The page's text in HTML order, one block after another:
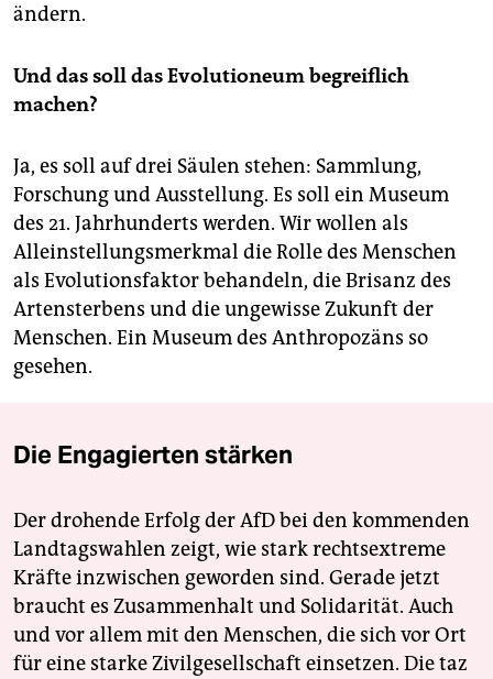
ändern.
Und das soll das Evolutioneum begreiflich
machen?
Ja, es soll auf drei Säulen stehen: Sammlung,
Forschung und Ausstellung. Es soll ein Museum
des 21. Jahrhunderts werden. Wir wollen als
Alleinstellungsmerkmal die Rolle des Menschen
als Evolutionsfaktor behandeln, die Brisanz des
Artensterbens und die ungewisse Zukunft der
Menschen. Ein Museum des Anthropozäns so
gesehen.
Die Engagierten stärken
Der drohende Erfolg der AfD bei den kommenden
Landtagswahlen zeigt, wie stark rechtsextreme
Kräfte inzwischen geworden sind. Gerade jetzt
braucht es Zusammenhalt und Solidarität. Auch
und vor allem mit den Menschen, die sich vor Ort
für eine starke Zivilgesellschaft einsetzen. Die taz